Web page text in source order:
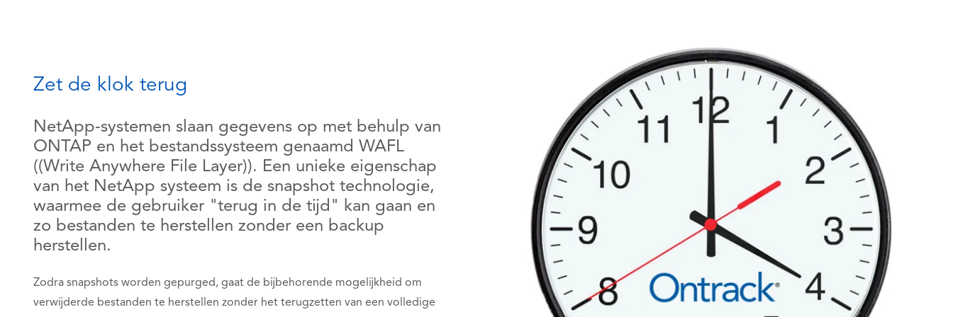
Zet de klok terug
NetApp-systemen slaan gegevens op met behulp van
ONTAP en het bestandssysteem genaamd WAFL
((Write Anywhere File Layer)). Een unieke eigenschap
van het NetApp systeem is de snapshot technologie,
waarmee de gebruiker "terug in de tijd" kan gaan en
zo bestanden te herstellen zonder een backup
herstellen.
Zodra snapshots worden gepurged, gaat de bijbehorende mogelijkheid om
verwijderde bestanden te herstellen zonder het terugzetten van een volledige